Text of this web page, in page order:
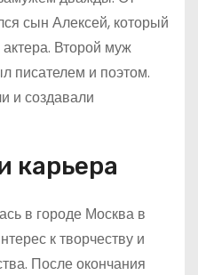
сын Алексей, который
Второй муж
писателем и поэтом.
и создавали
карьера
в городе Москва в
к творчеству и
После окончания